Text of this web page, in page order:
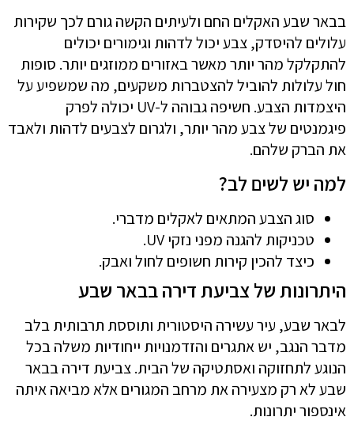
בבאר שבע האקלים החם ולעיתים הקשה גורם לכך שקירות
עלולים להיסדק, צבע יכול לדהות וגימורים יכולים
להתקלקל מהר יותר מאשר באזורים ממוזגים יותר. סופות
חול עלולות להוביל להצטברות משקעים, מה שמשפיע על
היצמדות הצבע. חשיפה גבוהה ל-UV יכולה לפרק
פיגמנטים של צבע מהר יותר, ולגרום לצבעים לדהות ולאבד
את הברק שלהם.
למה יש לשים לב?
סוג הצבע המתאים לאקלים מדברי.
טכניקות להגנה מפני נזקי UV.
כיצד להכין קירות חשופים לחול ואבק.
היתרונות של צביעת דירה בבאר שבע
לבאר שבע, עיר עשירה היסטורית ותוססת תרבותית בלב
מדבר הנגב, יש אתגרים והזדמנויות ייחודיות משלה בכל
הנוגע לתחזוקה ואסתטיקה של הבית. צביעת דירה בבאר
שבע לא רק מצעירה את מרחב המגורים אלא מביאה איתה
אינספור יתרונות.